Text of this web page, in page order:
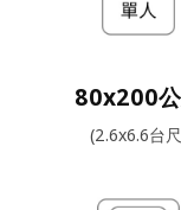
80x200
(2.6x6.6台